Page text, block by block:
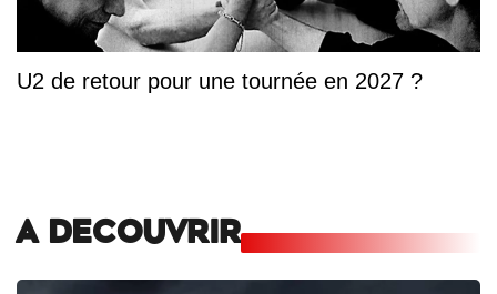
U2 de retour pour une tournée en 2027 ?
A DECOUVRIR